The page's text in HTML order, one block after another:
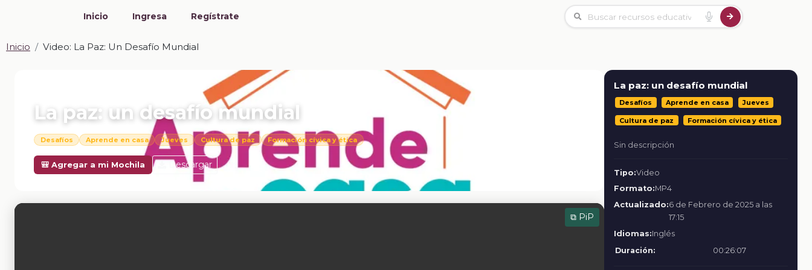
Inicio Ingresa Regístrate
Inicio Video: La Paz: Un Desafío Mundial
La paz: un desafío mundial
Desafíos Aprende en casa Jueves Cultura de paz Formación cívica y ética
🎒 Agregar a mi Mochila Descargar
⧉ PiP
La paz: un desafío mundial
Desafíos Aprende en casa Jueves
Cultura de paz Formación cívica y ética
Sin descripción
Tipo:Video
Formato:MP4
Actualizado:6 de Febrero de 2025 a las
17:15
Idiomas:Inglés
Duración:
00:26:07